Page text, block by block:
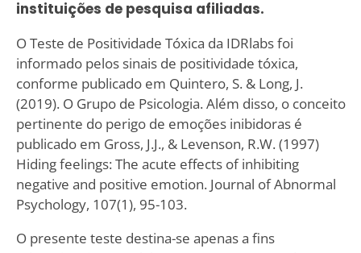
instituições de pesquisa afiliadas.
O Teste de Positividade Tóxica da IDRlabs foi
informado pelos sinais de positividade tóxica,
conforme publicado em Quintero, S. & Long, J.
(2019). O Grupo de Psicologia. Além disso, o conceito
pertinente do perigo de emoções inibidoras é
publicado em Gross, J.J., & Levenson, R.W. (1997)
Hiding feelings: The acute effects of inhibiting
negative and positive emotion. Journal of Abnormal
Psychology, 107(1), 95-103.
O presente teste destina-se apenas a fins